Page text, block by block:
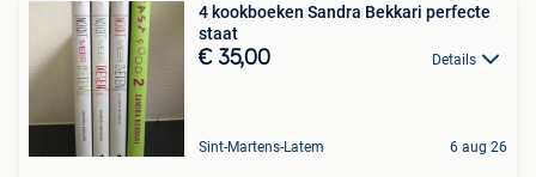
4 kookboeken Sandra Bekkari perfecte
staat
€ 35,00 Details
Sint-Martens-Latem 6 aug 26